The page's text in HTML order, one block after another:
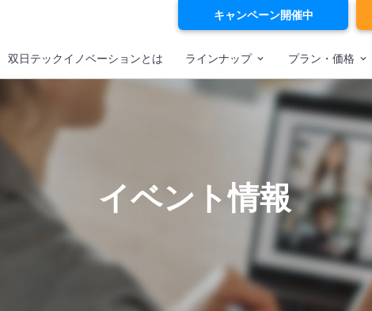
キャンペーン開催中
双日テックイノベーションとは ラインナップ プラン・価格
イベント情報